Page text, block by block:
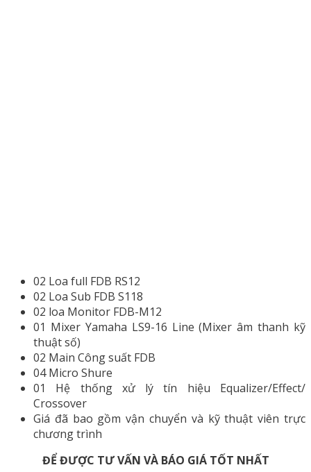
02 Loa full FDB RS12
02 Loa Sub FDB S118
02 loa Monitor FDB-M12
01 Mixer Yamaha LS9-16 Line (Mixer âm thanh kỹ
thuật số)
02 Main Công suất FDB
04 Micro Shure
01 Hệ thống xử lý tín hiệu Equalizer/Effect/
Crossover
Giá đã bao gồm vận chuyển và kỹ thuật viên trực
chương trình
ĐỂ ĐƯỢC TƯ VẤN VÀ BÁO GIÁ TỐT NHẤT